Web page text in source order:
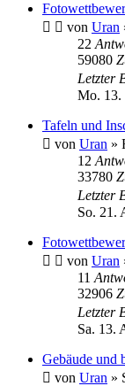
von Uran
22
59080
Letzter
Mo. 13.
Tafeln und
von Uran »
12
33780
Letzter
So. 21.
von Uran
11
32906
Letzter
Sa. 13.
Gebäude und
von Uran »